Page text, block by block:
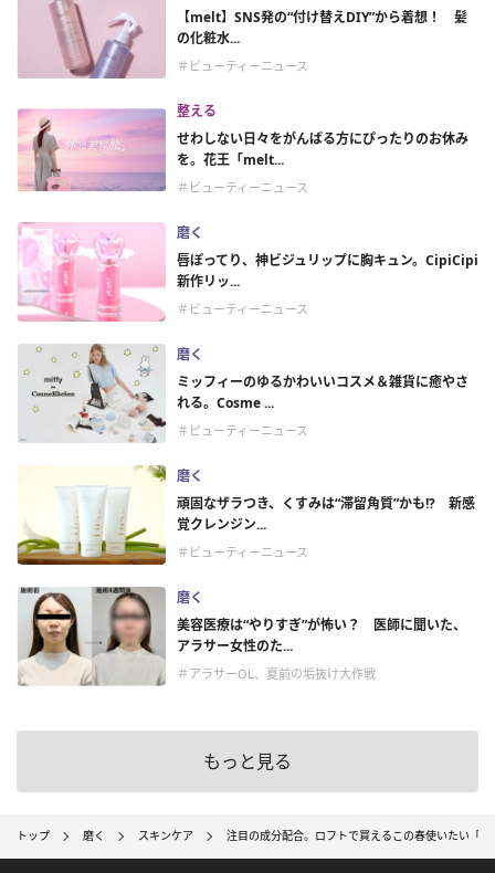
【melt】SNS発の“付け替えDIY”から着想！ 髪
の化粧水...
＃ビューティーニュース
整える
せわしない日々をがんばる方にぴったりのお休み
を。花王「melt...
＃ビューティーニュース
磨く
唇ぽってり、神ビジュリップに胸キュン。CipiCipi
新作リッ...
＃ビューティーニュース
磨く
ミッフィーのゆるかわいいコスメ＆雑貨に癒やさ
れる。Cosme ...
＃ビューティーニュース
磨く
頑固なザラつき、くすみは“滞留角質”かも!? 新感
覚クレンジン...
＃ビューティーニュース
磨く
美容医療は“やりすぎ”が怖い？ 医師に聞いた、
アラサー女性のた...
＃アラサーOL、夏前の垢抜け大作戦
もっと見る
トップ 磨く スキンケア 注目の成分配合。ロフトで買えるこの春使いたい「